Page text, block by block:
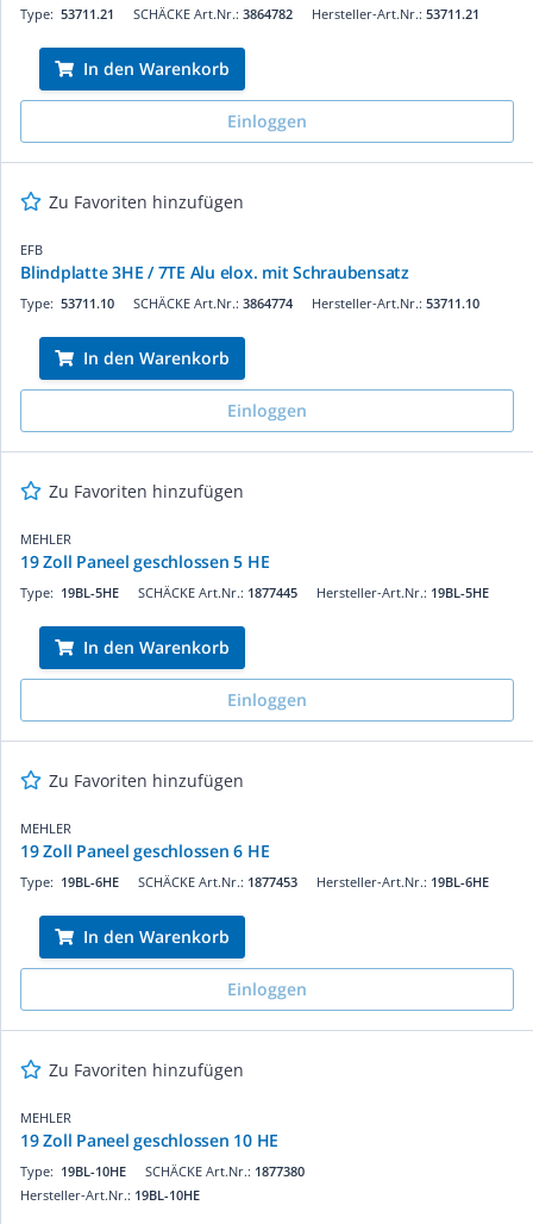
SCHÄCKE Art.Nr.: 3864782
Type: 53711.21 Hersteller-Art.Nr.: 53711.21
In den Warenkorb
Einloggen
Zu Favoriten hinzufügen
EFB
Blindplatte 3HE / 7TE Alu elox. mit Schraubensatz
SCHÄCKE Art.Nr.: 3864774
Type: 53711.10 Hersteller-Art.Nr.: 53711.10
In den Warenkorb
Einloggen
Zu Favoriten hinzufügen
MEHLER
19 Zoll Paneel geschlossen 5 HE
SCHÄCKE Art.Nr.: 1877445
Type: 19BL-5HE Hersteller-Art.Nr.: 19BL-5HE
In den Warenkorb
Einloggen
Zu Favoriten hinzufügen
MEHLER
19 Zoll Paneel geschlossen 6 HE
SCHÄCKE Art.Nr.: 1877453
Type: 19BL-6HE Hersteller-Art.Nr.: 19BL-6HE
In den Warenkorb
Einloggen
Zu Favoriten hinzufügen
MEHLER
19 Zoll Paneel geschlossen 10 HE
SCHÄCKE Art.Nr.: 1877380
Type: 19BL-10HE
Hersteller-Art.Nr.: 19BL-10HE